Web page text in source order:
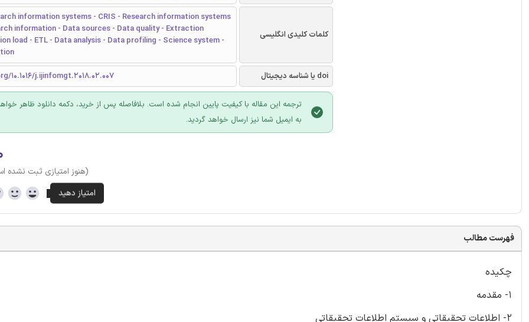
کلمات کلیدی انگلیسی
information systems - CRIS - Research information systems
information - Data sources - Data quality - Extraction
load - ETL - Data analysis - Data profiling - Science system -
doi یا شناسه دیجیتال
10.1016/j.ijinfomgt.2018.02.007
ترجمه این مقاله با کیفیت پایین انجام شده است. بلافاصله پس از خرید، دکمه دانلود ظاهر
به ایمیل شما نیز ارسال خواهد گردید.
(هنوز امتیازی ثبت نشده
فهرست مطالب
چکیده
1- مقدمه
2- اطلاعات تحقیقاتی و سیستم اطلاعات تحقیقاتی